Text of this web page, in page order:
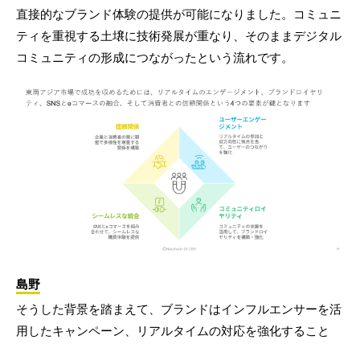
直接的なブランド体験の提供が可能になりました。コミュニ
ティを重視する土壌に技術発展が重なり、そのままデジタル
コミュニティの形成につながったという流れです。
島野
そうした背景を踏まえて、ブランドはインフルエンサーを活
用したキャンペーン、リアルタイムの対応を強化すること